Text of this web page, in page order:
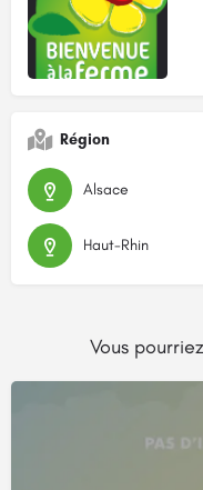
Région
Alsace
Haut-Rhin
Vous